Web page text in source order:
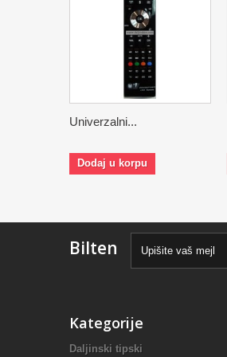
Univerzalni...
Dodaj u korpu
Bilten
Kategorije
Daljinski tipski